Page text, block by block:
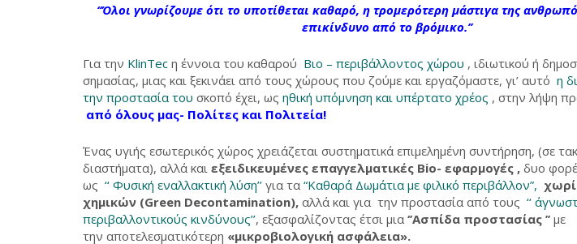
‘‘Όλοι γνωρίζουμε ότι το υποτίθεται καθαρό, η τρομερότερη μάστιγα της
επικίνδυνο από το βρόμικο.’’
Για την KlinTec η έννοια του καθαρού Βιο – περιβάλλοντος χώρου , ιδιωτικού ή
σημασίας, μιας και ξεκινάει από τους χώρους που ζούμε και εργαζόμαστε, γι’ αυτό η
την προστασία του σκοπό έχει, ως ηθική υπόμνηση και υπέρτατο χρέος , στην λήψη
από όλους μας- Πολίτες και Πολιτεία!
Ένας υγιής εσωτερικός χώρος χρειάζεται συστηματικά επιμελημένη συντήρηση, (σε
διαστήματα), αλλά και εξειδικευμένες επαγγελματικές Bio- εφαρμογές , δυο
ως ‘‘ Φυσική εναλλακτική λύση’’ για τα “Καθαρά Δωμάτια με φιλικό περιβάλλον”,
χημικών (Green Decontamination), αλλά και για την προστασία από τους ‘‘
περιβαλλοντικούς κινδύνους’’, εξασφαλίζοντας έτσι μια ‘’Ασπίδα προστασίας ’’ με
την αποτελεσματικότερη «μικροβιολογική ασφάλεια».